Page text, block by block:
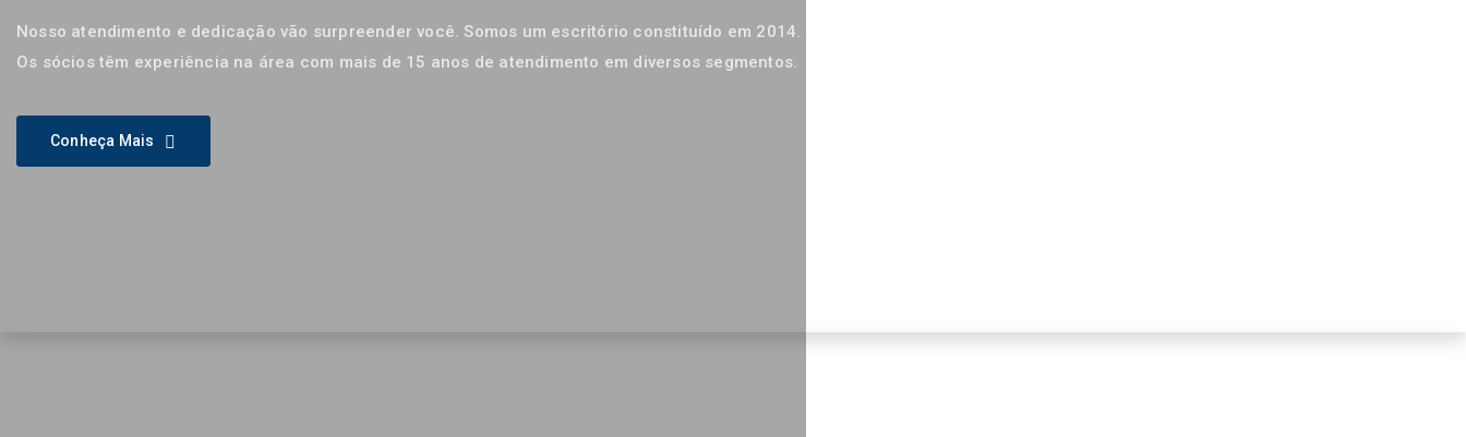
Nosso atendimento e dedicação vão surpreender você. Somos um escritório constituído em 2014.
Os sócios têm experiência na área com mais de 15 anos de atendimento em diversos segmentos.
Conheça Mais